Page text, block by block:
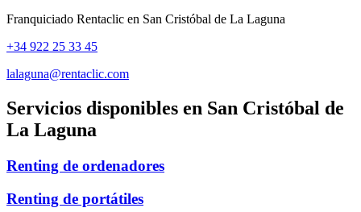
Franquiciado Rentaclic en San Cristóbal de La Laguna
+34 922 25 33 45
lalaguna@rentaclic.com
Servicios disponibles en San Cristóbal de
La Laguna
Renting de ordenadores
Renting de portátiles